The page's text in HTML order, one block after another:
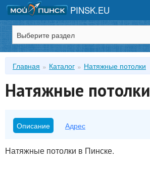
PINSK.EU
Зарегистрироваться
Главная Каталог Натяжные потолки
Натяжные потолки
Описание Адрес
Натяжные потолки в Пинске.